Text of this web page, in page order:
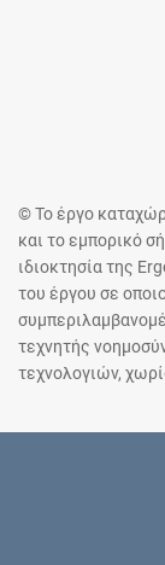
© Το έργο
και το εμπορικό
ιδιοκτησία της
του έργου σε
τεχνητής
τεχνολογιών,